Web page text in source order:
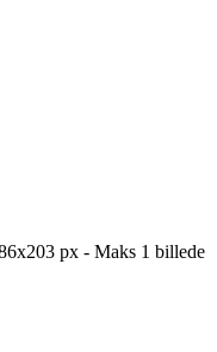
px - Maks 1 billede